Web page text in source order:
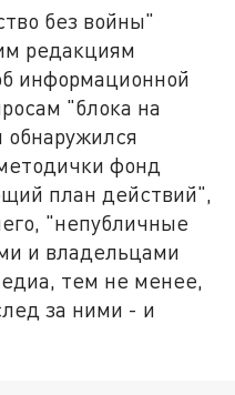
без войны"
редакциям
информационной
"блока на
обнаружился
фонд
план действий",
"непубличные
и владельцами
тем не менее,
за ними - и